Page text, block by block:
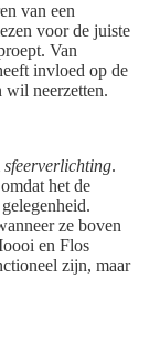
van een
voor de juiste
Van
invloed op de
wil neerzetten.
sfeerverlichting.
het de
ze boven
en Flos
zijn, maar